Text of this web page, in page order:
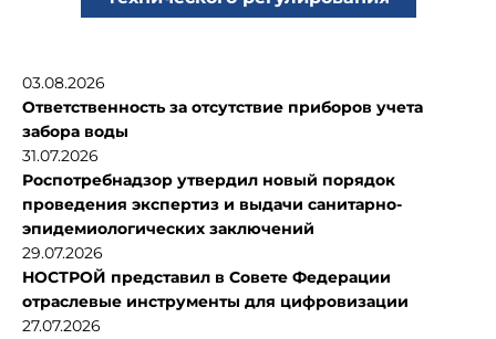
03.08.2026
Ответственность за отсутствие приборов учета
забора воды
31.07.2026
Роспотребнадзор утвердил новый порядок
проведения экспертиз и выдачи санитарно-
эпидемиологических заключений
29.07.2026
НОСТРОЙ представил в Совете Федерации
отраслевые инструменты для цифровизации
27.07.2026